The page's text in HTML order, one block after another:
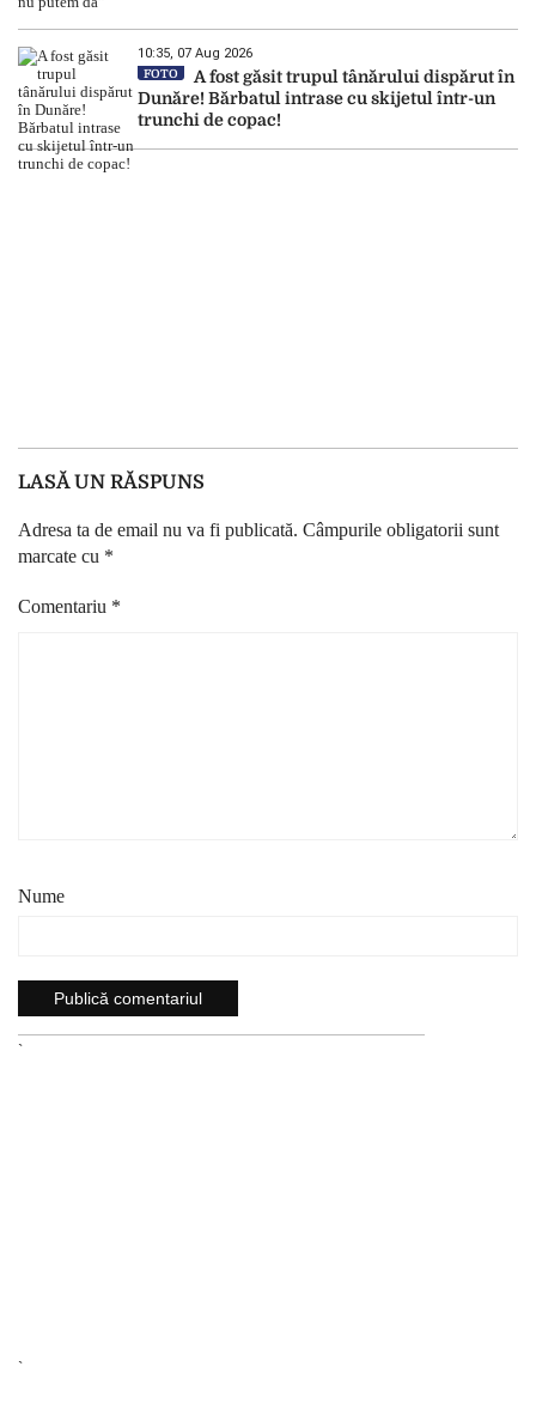
10:35, 07 Aug 2026
FOTO
A fost găsit trupul tânărului dispărut în
Dunăre! Bărbatul intrase cu skijetul într-un
trunchi de copac!
LASĂ UN RĂSPUNS
Adresa ta de email nu va fi publicată. Câmpurile obligatorii sunt
marcate cu *
Comentariu *
Nume
`
`